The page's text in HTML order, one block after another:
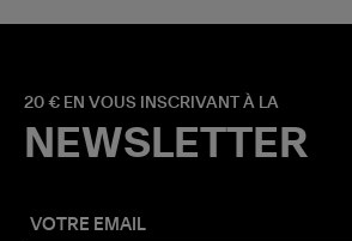
20 € EN VOUS INSCRIVANT À LA
NEWSLETTER